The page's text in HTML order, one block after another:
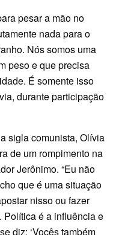
pesar a mão no
nada para o
Nós somos uma
peso e que precisa
É somente isso
durante participação
sigla comunista, Olívia
de um rompimento na
Jerônimo. “Eu não
que é uma situação
nisso ou fazer
Política é a influência e
diz: ‘Vocês também